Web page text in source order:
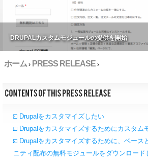
DRUPALカスタムモジュールの提供を開始
ホーム› PRESS RELEASE ›
□ Drupalをカスタマイズしたい
□ Drupalをカスタマイズするためにカスタム
□ Drupalをカスタマイズするために、ベース
ニティ配布の無料モジュールをダウンロード